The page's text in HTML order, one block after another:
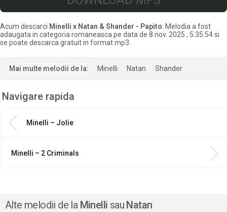
Acum descarci Minelli x Natan & Shander - Papito . Melodia a fost
adaugata in categoria romaneasca pe data de 8 nov. 2025 , 5:35:54 si
se poate descarca gratuit in format mp3.
Mai multe melodii de la: Minelli Natan Shander
Navigare rapida
Minelli – Jolie
Minelli – 2 Criminals
Alte melodii de la Minelli sau Natan